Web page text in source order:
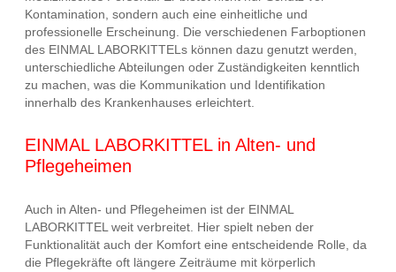
Kontamination, sondern auch eine einheitliche und
professionelle Erscheinung. Die verschiedenen Farboptionen
des EINMAL LABORKITTELs können dazu genutzt werden,
unterschiedliche Abteilungen oder Zuständigkeiten kenntlich
zu machen, was die Kommunikation und Identifikation
innerhalb des Krankenhauses erleichtert.
EINMAL LABORKITTEL in Alten- und
Pflegeheimen
Auch in Alten- und Pflegeheimen ist der EINMAL
LABORKITTEL weit verbreitet. Hier spielt neben der
Funktionalität auch der Komfort eine entscheidende Rolle, da
die Pflegekräfte oft längere Zeiträume mit körperlich